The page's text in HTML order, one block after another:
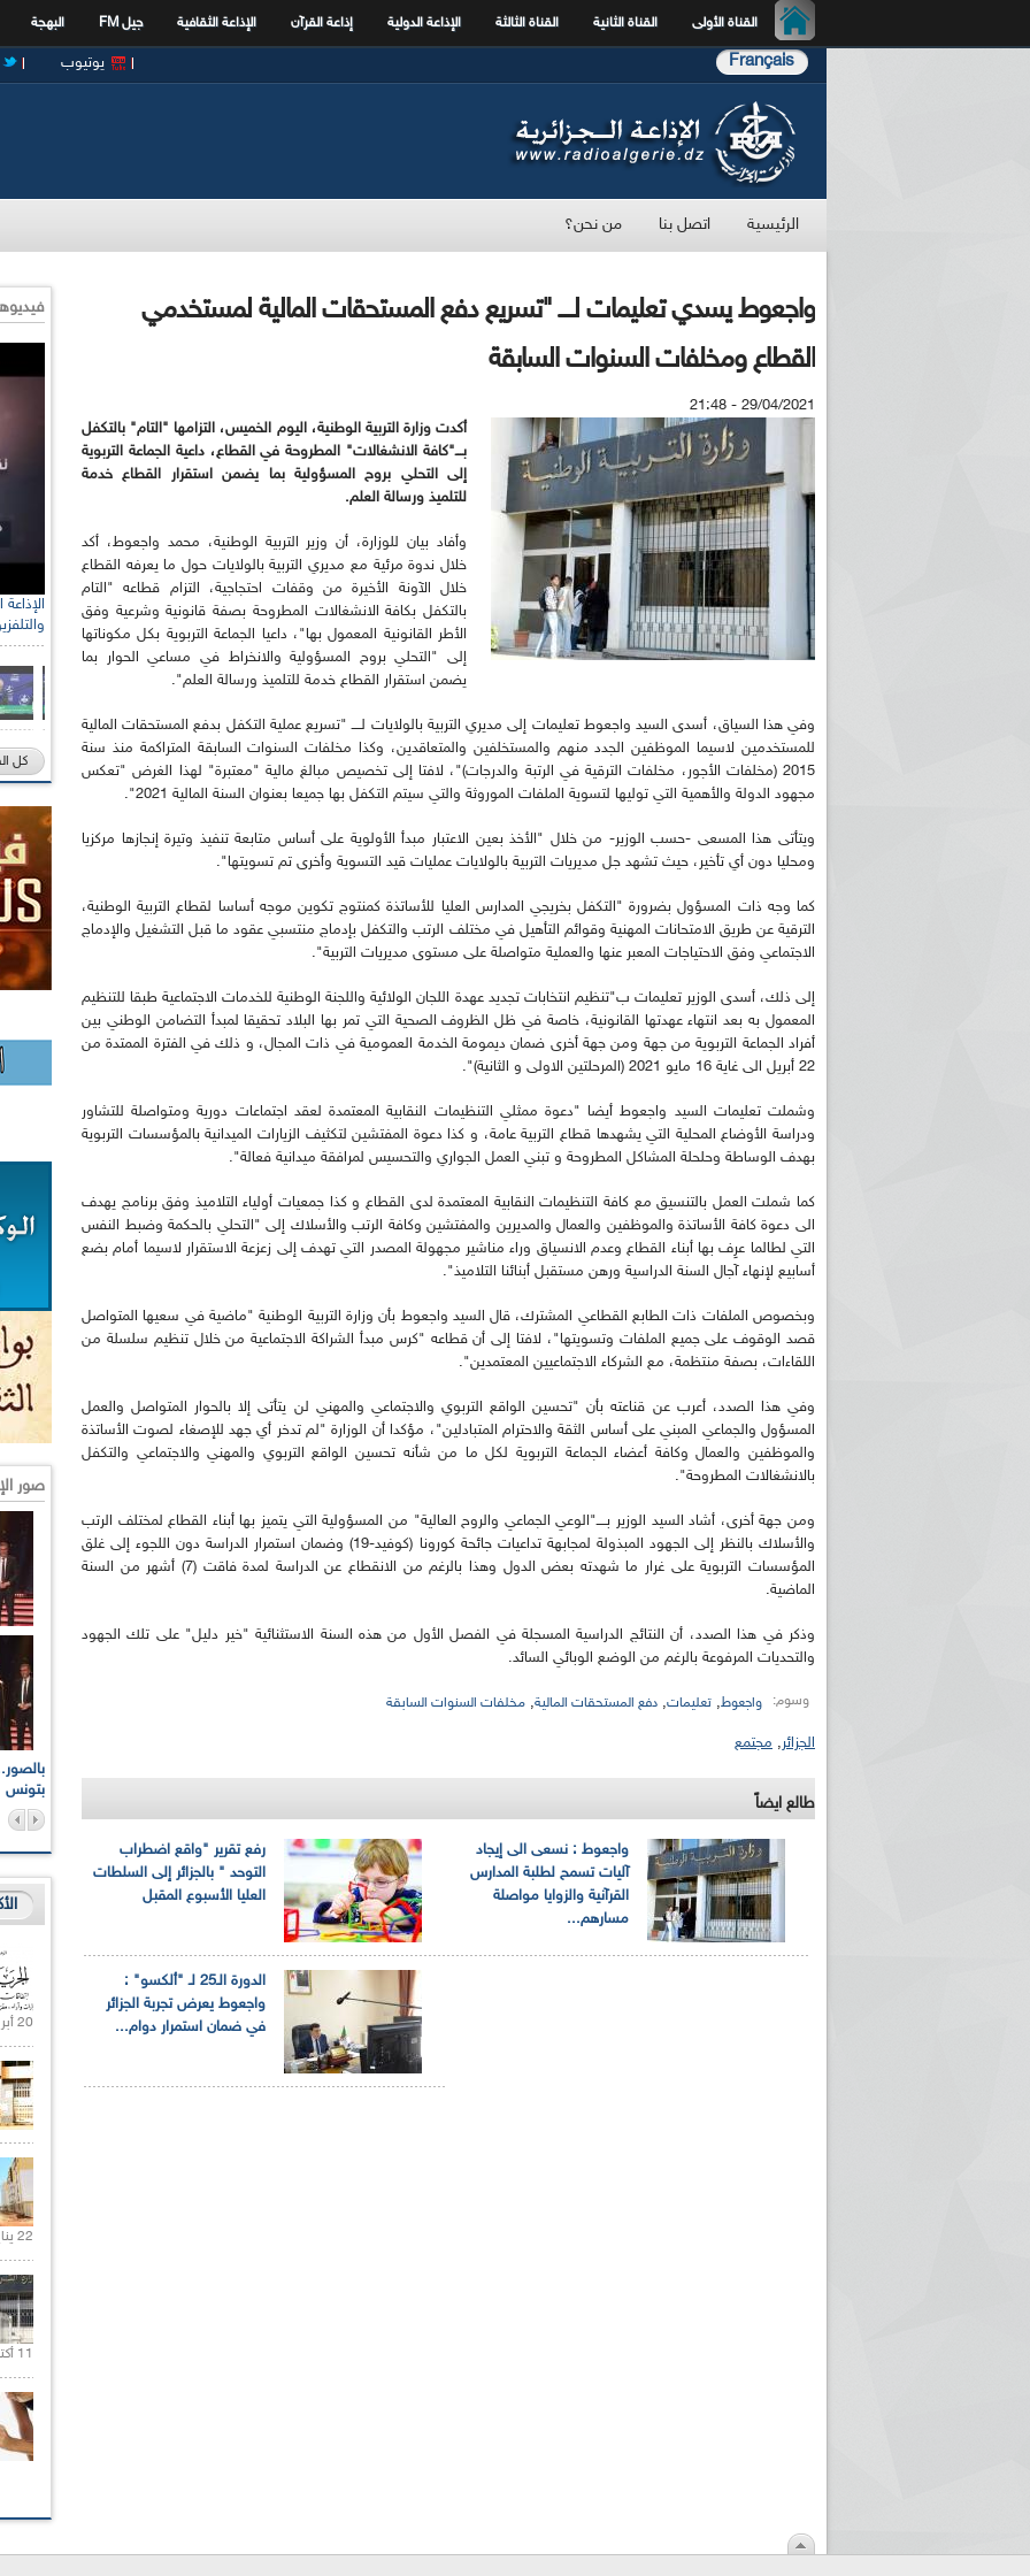
القناة الأولى القناة الثانية القناة الثالثة الإذاعة الدولية إذاعة القرآن الإذاعة الثقافية جيل FM البهجة
Français يوتيوب
الرئيسية اتصل بنا من نحن؟
واجعوط يسدي تعليمات لــــ "تسريع دفع المستحقات المالية لمستخدمي
القطاع ومخلفات السنوات السابقة
29/04/2021 - 21:48
أكدت وزارة التربية الوطنية، اليوم الخميس، التزامها "التام" بالتكفل
بـــ"كافة الانشغالات" المطروحة في القطاع، داعية الجماعة التربوية
إلى التحلي بروح المسؤولية بما يضمن استقرار القطاع خدمة
للتلميذ ورسالة العلم.
وأفاد بيان للوزارة، أن وزير التربية الوطنية، محمد واجعوط، أكد
خلال ندوة مرئية مع مديري التربية بالولايات حول ما يعرفه القطاع
خلال الآونة الأخيرة من وقفات احتجاجية، التزام قطاعه "التام
بالتكفل بكافة الانشغالات المطروحة بصفة قانونية وشرعية وفق
الأطر القانونية المعمول بها"، داعيا الجماعة التربوية بكل مكوناتها
إلى "التحلي بروح المسؤولية والانخراط في مساعي الحوار بما
يضمن استقرار القطاع خدمة للتلميذ ورسالة العلم".
وفي هذا السياق، أسدى السيد واجعوط تعليمات إلى مديري التربية بالولايات لــــ "تسريع عملية التكفل بدفع المستحقات المالية
للمستخدمين لاسيما الموظفين الجدد منهم والمستخلفين والمتعاقدين، وكذا مخلفات السنوات السابقة المتراكمة منذ سنة
2015 (مخلفات الأجور، مخلفات الترقية في الرتبة والدرجات)"، لافتا إلى تخصيص مبالغ مالية "معتبرة" لهذا الغرض "تعكس
مجهود الدولة والأهمية التي توليها لتسوية الملفات الموروثة والتي سيتم التكفل بها جميعا بعنوان السنة المالية 2021".
ويتأتى هذا المسعى -حسب الوزير- من خلال "الأخذ بعين الاعتبار مبدأ الأولوية على أساس متابعة تنفيذ وتيرة إنجازها مركزيا
ومحليا دون أي تأخير، حيث تشهد جل مديريات التربية بالولايات عمليات قيد التسوية وأخرى تم تسويتها".
كما وجه ذات المسؤول بضرورة "التكفل بخريجي المدارس العليا للأساتذة كمنتوج تكوين موجه أساسا لقطاع التربية الوطنية،
الترقية عن طريق الامتحانات المهنية وقوائم التأهيل في مختلف الرتب والتكفل بإدماج منتسبي عقود ما قبل التشغيل والإدماج
الاجتماعي وفق الاحتياجات المعبر عنها والعملية متواصلة على مستوى مديريات التربية".
إلى ذلك، أسدى الوزير تعليمات ب"تنظيم انتخابات تجديد عهدة اللجان الولائية واللجنة الوطنية للخدمات الاجتماعية طبقا للتنظيم
المعمول به بعد انتهاء عهدتها القانونية، خاصة في ظل الظروف الصحية التي تمر بها البلاد تحقيقا لمبدأ التضامن الوطني بين
أفراد الجماعة التربوية من جهة ومن جهة أخرى ضمان ديمومة الخدمة العمومية في ذات المجال، و ذلك في الفترة الممتدة من
22 أبريل الى غاية 16 مايو 2021 (المرحلتين الاولى و الثانية)".
وشملت تعليمات السيد واجعوط أيضا "دعوة ممثلي التنظيمات النقابية المعتمدة لعقد اجتماعات دورية ومتواصلة للتشاور
ودراسة الأوضاع المحلية التي يشهدها قطاع التربية عامة، و كذا دعوة المفتشين لتكثيف الزيارات الميدانية بالمؤسسات التربوية
بهدف الوساطة وحلحلة المشاكل المطروحة و تبني العمل الجواري والتحسيس لمرافقة ميدانية فعالة".
كما شملت العمل بالتنسيق مع كافة التنظيمات النقابية المعتمدة لدى القطاع و كذا جمعيات أولياء التلاميذ وفق برنامج يهدف
الى دعوة كافة الأساتذة والموظفين والعمال والمديرين والمفتشين وكافة الرتب والأسلاك إلى "التحلي بالحكمة وضبط النفس
التي لطالما عرِف بها أبناء القطاع وعدم الانسياق وراء مناشير مجهولة المصدر التي تهدف إلى زعزعة الاستقرار لاسيما أمام بضع
أسابيع لإنهاء آجال السنة الدراسية ورهن مستقبل أبنائنا التلاميذ".
وبخصوص الملفات ذات الطابع القطاعي المشترك، قال السيد واجعوط بأن وزارة التربية الوطنية "ماضية في سعيها المتواصل
قصد الوقوف على جميع الملفات وتسويتها"، لافتا إلى أن قطاعه "كرس مبدأ الشراكة الاجتماعية من خلال تنظيم سلسلة من
اللقاءات، بصفة منتظمة، مع الشركاء الاجتماعيين المعتمدين".
وفي هذا الصدد، أعرب عن قناعته بأن "تحسين الواقع التربوي والاجتماعي والمهني لن يتأتى إلا بالحوار المتواصل والعمل
المسؤول والجماعي المبني على أساس الثقة والاحترام المتبادلين"، مؤكدا أن الوزارة "لم تدخر أي جهد للإصغاء لصوت الأساتذة
والموظفين والعمال وكافة أعضاء الجماعة التربوية لكل ما من شأنه تحسين الواقع التربوي والمهني والاجتماعي والتكفل
بالانشغالات المطروحة".
ومن جهة أخرى، أشاد السيد الوزير بــــ"الوعي الجماعي والروح العالية" من المسؤولية التي يتميز بها أبناء القطاع لمختلف الرتب
والأسلاك بالنظر إلى الجهود المبذولة لمجابهة تداعيات جائحة كورونا (كوفيد-19) وضمان استمرار الدراسة دون اللجوء إلى غلق
المؤسسات التربوية على غرار ما شهدته بعض الدول وهذا بالرغم من الانقطاع عن الدراسة لمدة فاقت (7) أشهر من السنة
الماضية.
وذكر في هذا الصدد، أن النتائج الدراسية المسجلة في الفصل الأول من هذه السنة الاستثنائية "خير دليل" على تلك الجهود
والتحديات المرفوعة بالرغم من الوضع الوبائي السائد.
وسوم: واجعوط, تعليمات, دفع المستحقات المالية, مخلفات السنوات السابقة
الجزائر, مجتمع
طالع ايضاً
رفع تقرير "واقع اضطراب
التوحد " بالجزائر إلى السلطات
العليا الأسبوع المقبل
واجعوط : نسعى الى إيجاد
آليات تسمح لطلبة المدارس
القرآنية والزوايا مواصلة
مسارهم...
الدورة الـ25 لـ "ألكسو" :
واجعوط يعرض تجربة الجزائر
في ضمان استمرار دوام...
كل
صور
بتونس
20 أبريل 2021 |
22 يناير 2020 |
11 أكتوبر 2020 |